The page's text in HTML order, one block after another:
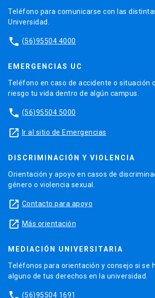
Teléfono para comunicarse con las
Universidad.
phone (56)95504 4000
EMERGENCIAS UC
Teléfono en caso de accidente o situación
riesgo tu vida dentro de algún campus.
phone (56)95504 5000
launch Ir al sitio de Emergencias
DISCRIMINACIÓN Y VIOLENCIA
Orientación y apoyo en casos de
género o violencia sexual.
launch Contacto para apoyo
launch Más orientación
MEDIACIÓN UNIVERSITARIA
Teléfonos para orientación y consejo si se
alguno de tus derechos en la universidad.
(56)95504 1691